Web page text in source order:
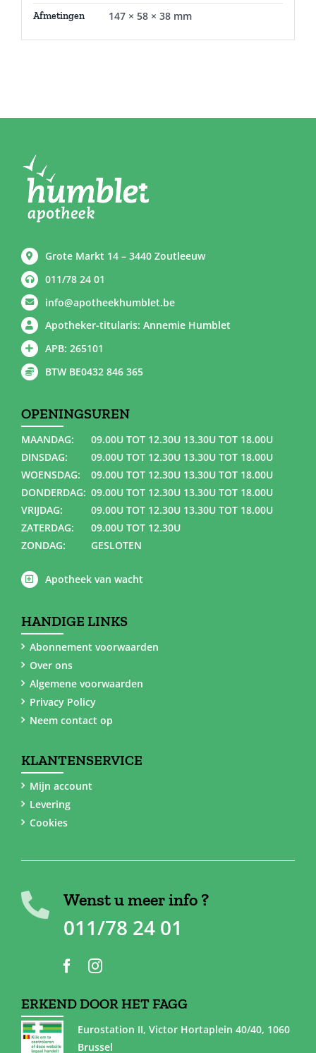
Afmetingen 147 × 58 × 38 mm
Grote Markt 14 – 3440 Zoutleeuw
011/78 24 01
info@apotheekhumblet.be
Apotheker-titularis: Annemie Humblet
APB: 265101
BTW BE0432 846 365
OPENINGSUREN
MAANDAG:
09.00U TOT 12.30U 13.30U TOT 18.00U
DINSDAG:
09.00U TOT 12.30U 13.30U TOT 18.00U
WOENSDAG:
09.00U TOT 12.30U 13.30U TOT 18.00U
DONDERDAG: 09.00U TOT 12.30U 13.30U TOT 18.00U
VRIJDAG:
09.00U TOT 12.30U 13.30U TOT 18.00U
ZATERDAG:
09.00U TOT 12.30U
ZONDAG:
GESLOTEN
Apotheek van wacht
HANDIGE LINKS
Abonnement voorwaarden
Over ons
Algemene voorwaarden
Privacy Policy
Neem contact op
KLANTENSERVICE
Mijn account
Levering
Cookies
Wenst u meer info ?
011/78 24 01
ERKEND DOOR HET FAGG
Eurostation II, Victor Hortaplein 40/40, 1060
Brussel